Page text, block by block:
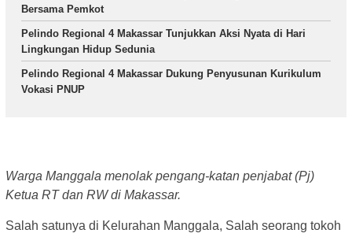
Bersama Pemkot
Pelindo Regional 4 Makassar Tunjukkan Aksi Nyata di Hari
Lingkungan Hidup Sedunia
Pelindo Regional 4 Makassar Dukung Penyusunan Kurikulum
Vokasi PNUP
Warga Manggala menolak pengang-katan penjabat (Pj)
Ketua RT dan RW di Makassar.
Salah satunya di Kelurahan Manggala, Salah seorang tokoh